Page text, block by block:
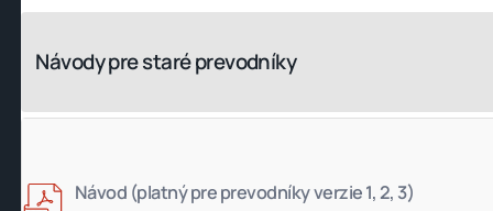
Návody pre staré prevodníky
Návod (platný pre prevodníky verzie 1, 2, 3)